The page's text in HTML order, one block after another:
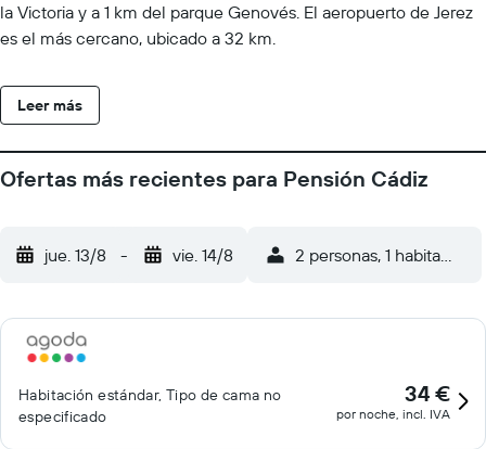
la Victoria y a 1 km del parque Genovés. El aeropuerto de Jerez
es el más cercano, ubicado a 32 km.
Leer más
Ofertas más recientes para Pensión Cádiz
jue. 13/8 - vie. 14/8 2 personas, 1 habitación
Habitación estándar, Tipo de cama no
especificado
34 €
por noche, incl. IVA